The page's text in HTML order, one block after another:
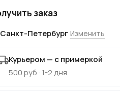
заказ
Санкт-Петербург Изменить
Курьером — с примеркой
500 руб · 1-2 дня